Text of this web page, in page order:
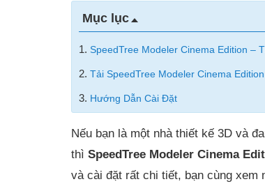
Mục lục
1. SpeedTree Modeler Cinema Edition –
2. Tải SpeedTree Modeler Cinema
3. Hướng Dẫn Cài Đặt
Nếu bạn là một nhà thiết kế 3D và
thì SpeedTree Modeler Cinema
và cài đặt rất chi tiết, bạn cùng xem